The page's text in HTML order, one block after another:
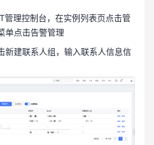
管理控制台，在实例列表页点击管
单点击告警管理
新建联系人组，输入联系人信息信